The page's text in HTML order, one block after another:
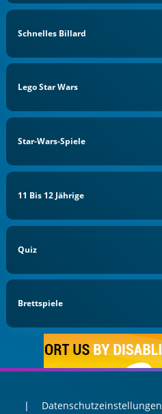
Schnelles Billard
Lego Star Wars
Star-Wars-Spiele
11 Bis 12 Jährige
Quiz
Brettspiele
Datenschutzeinstellungen